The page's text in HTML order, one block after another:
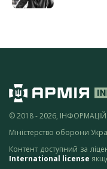
© 2018 - 2026,
Міністерство оборони
Контент доступний за
International license